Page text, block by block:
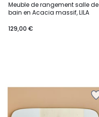
Meuble de rangement salle de
bain en Acacia massif, LILA
129,00 €